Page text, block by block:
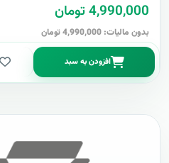
4,990,000 تومان
بدون مالیات: 4,990,000 تومان
افزودن به سبد